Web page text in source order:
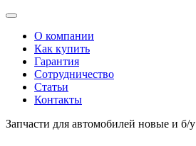
О компании
Как купить
Гарантия
Сотрудничество
Статьи
Контакты
Запчасти для автомобилей новые и б/у